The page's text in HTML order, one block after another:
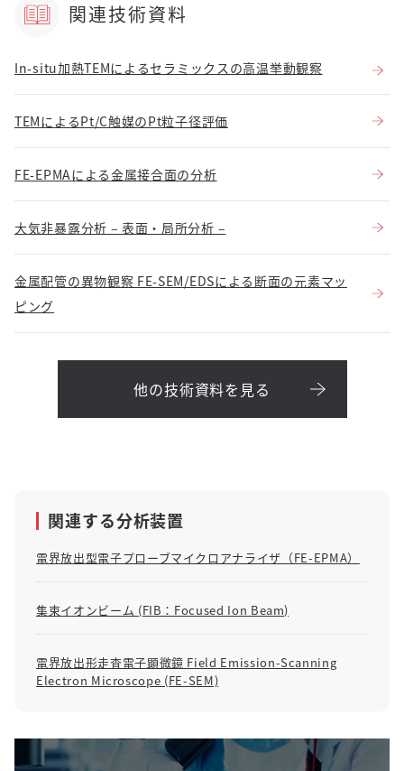
関連技術資料
In-situ加熱TEMによるセラミックスの高温挙動観察
TEMによるPt/C触媒のPt粒子径評価
FE-EPMAによる金属接合面の分析
大気非暴露分析 – 表面・局所分析 –
金属配管の異物観察 FE-SEM/EDSによる断面の元素マッ
ピング
他の技術資料を見る
関連する分析装置
電界放出型電子プローブマイクロアナライザ（FE-EPMA）
集束イオンビーム (FIB：Focused Ion Beam)
電界放出形走査電子顕微鏡 Field Emission-Scanning
Electron Microscope (FE-SEM)